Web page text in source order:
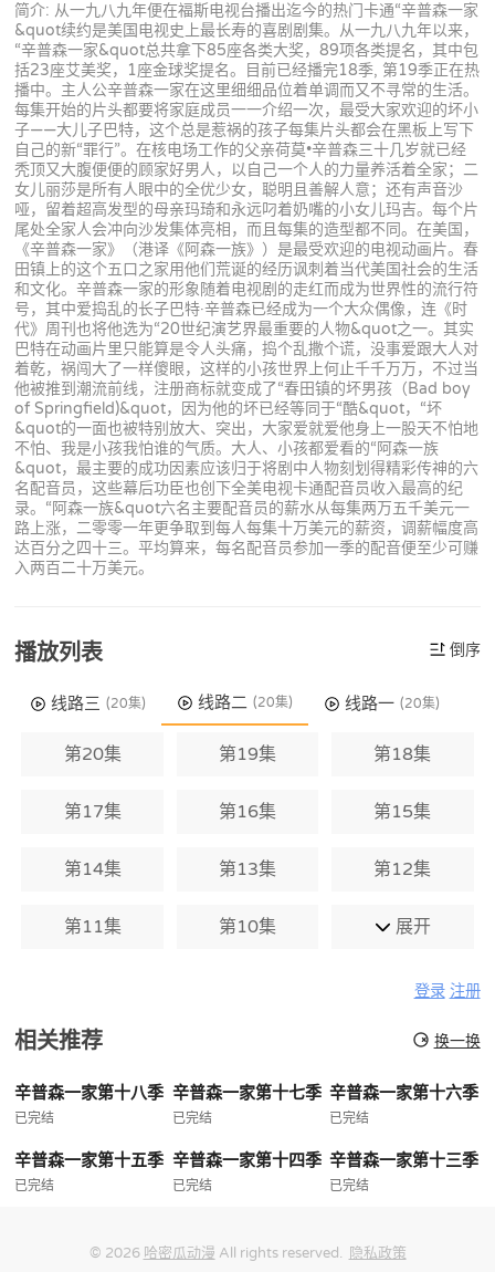
简介: 从一九八九年便在福斯电视台播出迄今的热门卡通“辛普森一家
&quot续约是美国电视史上最长寿的喜剧剧集。从一九八九年以来，
“辛普森一家&quot总共拿下85座各类大奖，89项各类提名，其中包
括23座艾美奖，1座金球奖提名。目前已经播完18季, 第19季正在热
播中。主人公辛普森一家在这里细细品位着单调而又不寻常的生活。
每集开始的片头都要将家庭成员一一介绍一次，最受大家欢迎的坏小
子——大儿子巴特，这个总是惹祸的孩子每集片头都会在黑板上写下
自己的新“罪行”。在核电场工作的父亲荷莫•辛普森三十几岁就已经
秃顶又大腹便便的顾家好男人，以自己一个人的力量养活着全家；二
女儿丽莎是所有人眼中的全优少女，聪明且善解人意；还有声音沙
哑，留着超高发型的母亲玛琦和永远叼着奶嘴的小女儿玛吉。每个片
尾处全家人会冲向沙发集体亮相，而且每集的造型都不同。在美国，
《辛普森一家》（港译《阿森一族》）是最受欢迎的电视动画片。春
田镇上的这个五口之家用他们荒诞的经历讽刺着当代美国社会的生活
和文化。辛普森一家的形象随着电视剧的走红而成为世界性的流行符
号，其中爱捣乱的长子巴特·辛普森已经成为一个大众偶像，连《时
代》周刊也将他选为“20世纪演艺界最重要的人物&quot之一。其实
巴特在动画片里只能算是令人头痛，捣个乱撒个谎，没事爱跟大人对
着乾，祸闯大了一样傻眼，这样的小孩世界上何止千千万万，不过当
他被推到潮流前线，注册商标就变成了“春田镇的坏男孩（Bad boy
of Springfield)&quot，因为他的坏已经等同于“酷&quot，“坏
&quot的一面也被特别放大、突出，大家爱就爱他身上一股天不怕地
不怕、我是小孩我怕谁的气质。大人、小孩都爱看的“阿森一族
&quot，最主要的成功因素应该归于将剧中人物刻划得精彩传神的六
名配音员，这些幕后功臣也创下全美电视卡通配音员收入最高的纪
录。“阿森一族&quot六名主要配音员的薪水从每集两万五千美元一
路上涨，二零零一年更争取到每人每集十万美元的薪资，调薪幅度高
达百分之四十三。平均算来，每名配音员参加一季的配音便至少可赚
入两百二十万美元。
播放列表 倒序
线路三 (20集) 线路二 (20集) 线路一 (20集)
第20集 第19集 第18集
第17集 第16集 第15集
第14集 第13集 第12集
第11集 第10集 展开
登录 注册
相关推荐 换一换
辛普森一家第十八季
已完结
辛普森一家第十七季
已完结
辛普森一家第十六季
已完结
辛普森一家第十五季
已完结
辛普森一家第十四季
已完结
辛普森一家第十三季
已完结
© 2026 哈密瓜动漫 All rights reserved. 隐私政策